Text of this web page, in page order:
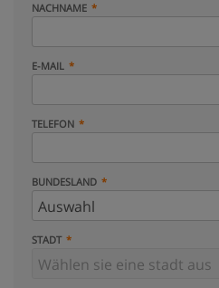
NACHNAME
E-MAIL
TELEFON
BUNDESLAND
STADT